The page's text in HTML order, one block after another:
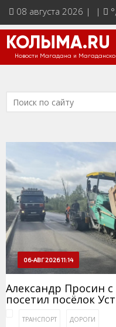
08 августа 2026 | | °
КОЛЫМА.RU
Новости Магадана и
06-АВГ 2026 11:14
Александр Просин
посетил посёлок
ТРАНСПОРТ ДОРОГИ